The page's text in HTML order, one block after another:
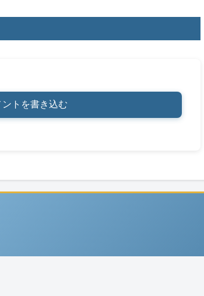
ントを書き込む